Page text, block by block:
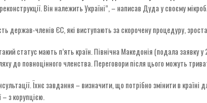
Він належить Україні”, – написав Дуда у своєму
держав-членів ЄС, які виступають за скорочену процедуру,
статус мають п’ять країн. Північна Македонія (подала
до повноцінного членства. Переговори після цього можуть
Їхнє завдання – визначити, що потрібно змінити в
з корупцією.